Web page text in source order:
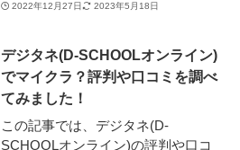
2022年12月27日 2023年5月18日
デジタネ(D-SCHOOLオンライン)
でマイクラ？評判や口コミを調べ
てみました！
この記事では、デジタネ(D-
SCHOOLオンライン)の評判や口コ